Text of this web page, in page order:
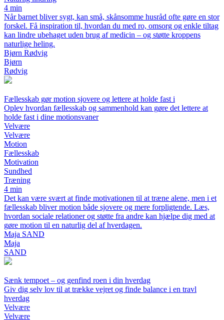
4 min
Når barnet bliver sygt, kan små, skånsomme husråd ofte gøre en stor
forskel. Få inspiration til, hvordan du med ro, omsorg og enkle tiltag
kan lindre ubehaget uden brug af medicin – og støtte kroppens
naturlige heling.
Bjørn Rødvig
Bjørn
Rødvig
Fællesskab gør motion sjovere og lettere at holde fast i
Oplev hvordan fællesskab og sammenhold kan gøre det lettere at
holde fast i dine motionsvaner
Velvære
Velvære
Motion
Fællesskab
Motivation
Sundhed
Træning
4 min
Det kan være svært at finde motivationen til at træne alene, men i et
fællesskab bliver motion både sjovere og mere forpligtende. Læs,
hvordan sociale relationer og støtte fra andre kan hjælpe dig med at
gøre motion til en naturlig del af hverdagen.
Maja SAND
Maja
SAND
Sænk tempoet – og genfind roen i din hverdag
Giv dig selv lov til at trække vejret og finde balance i en travl
hverdag
Velvære
Velvære